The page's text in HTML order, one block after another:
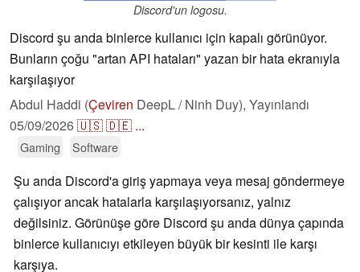
Discord'un logosu.
Discord şu anda binlerce kullanıcı için kapalı görünüyor.
Bunların çoğu "artan API hataları" yazan bir hata ekranıyla
karşılaşıyor
Abdul Haddi (Çeviren DeepL / Ninh Duy), Yayınlandı
05/09/2026🇺🇸🇩🇪 ...
Gaming Software
Şu anda Discord'a giriş yapmaya veya mesaj göndermeye
çalışıyor ancak hatalarla karşılaşıyorsanız, yalnız
değilsiniz. Görünüşe göre Discord şu anda dünya çapında
binlerce kullanıcıyı etkileyen büyük bir kesinti ile karşı
karşıya.